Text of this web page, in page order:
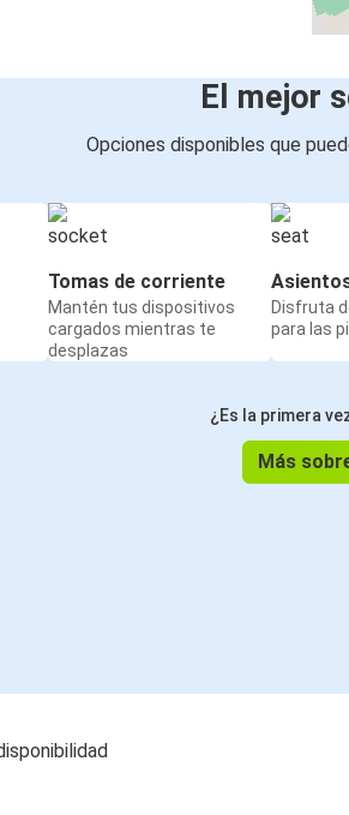
El mejor
Opciones disponibles que
Tomas de corriente
Mantén tus dispositivos
cargados mientras te
desplazas
Disfruta
para las
¿Es la primera
Más